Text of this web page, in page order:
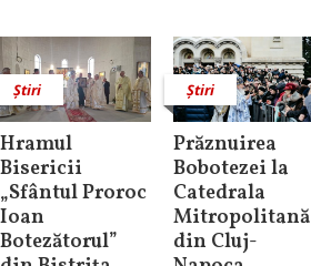
Știri
Hramul
Bisericii
„Sfântul Proroc
Ioan
Botezătorul”
Știri
Prăznuirea
Bobotezei la
Catedrala
Mitropolitană
din Cluj-